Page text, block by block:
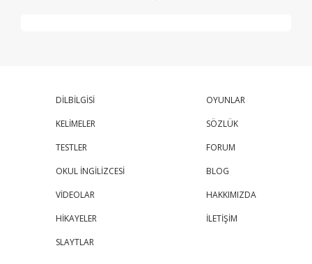
DİLBİLGİSİ
KELİMELER
TESTLER
OKUL İNGİLİZCESİ
VİDEOLAR
HİKAYELER
SLAYTLAR
OYUNLAR
SÖZLÜK
FORUM
BLOG
HAKKIMIZDA
İLETİŞİM